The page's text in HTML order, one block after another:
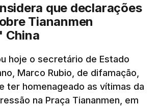
que declarações
Tiananmen
China
hoje o secretário de Estado
Marco Rubio, de difamação,
ter homenageado as vítimas da
na Praça Tiananmen, em